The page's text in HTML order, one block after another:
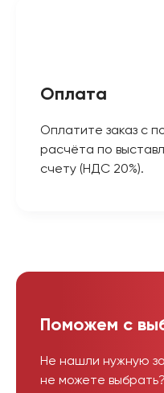
Оплата
Оплатите заказ с
расчёта по
счету (НДС 20%).
Поможем с
Не нашли нужную
не можете выбрать?